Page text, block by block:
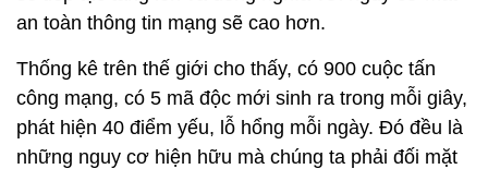
an toàn thông tin mạng sẽ cao hơn.
Thống kê trên thế giới cho thấy, có 900 cuộc tấn
công mạng, có 5 mã độc mới sinh ra trong mỗi giây,
phát hiện 40 điểm yếu, lỗ hổng mỗi ngày. Đó đều là
những nguy cơ hiện hữu mà chúng ta phải đối mặt